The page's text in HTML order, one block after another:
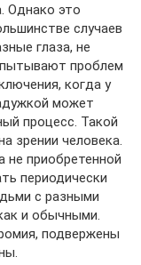
Однако это
случаев
глаза, не
проблем
когда у
может
процесс. Такой
зрении человека.
приобретенной
периодически
с разными
и обычными.
подвержены